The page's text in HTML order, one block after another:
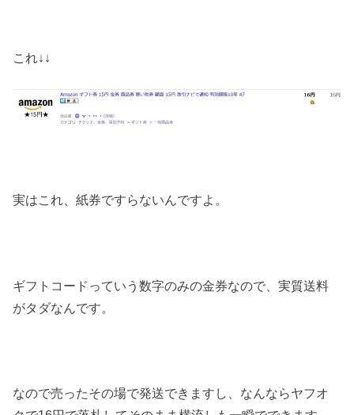
これ↓↓
実はこれ、紙券ですらないんですよ。
ギフトコードっていう数字のみの金券なので、実質送料
がタダなんです。
なので売ったその場で発送できますし、なんならヤフオ